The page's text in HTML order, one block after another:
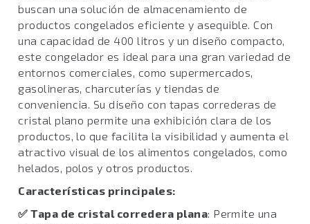
buscan una solución de almacenamiento de
productos congelados eficiente y asequible. Con
una capacidad de 400 litros y un diseño compacto,
este congelador es ideal para una gran variedad de
entornos comerciales, como supermercados,
gasolineras, charcuterías y tiendas de
conveniencia. Su diseño con tapas correderas de
cristal plano permite una exhibición clara de los
productos, lo que facilita la visibilidad y aumenta el
atractivo visual de los alimentos congelados, como
helados, polos y otros productos.
Características principales:
✅Tapa de cristal corredera plana: Permite una